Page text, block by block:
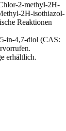
2-methyl-2H-
2H-isothiazol-
Reaktionen
in-4,7-diol (CAS:
erhältlich.